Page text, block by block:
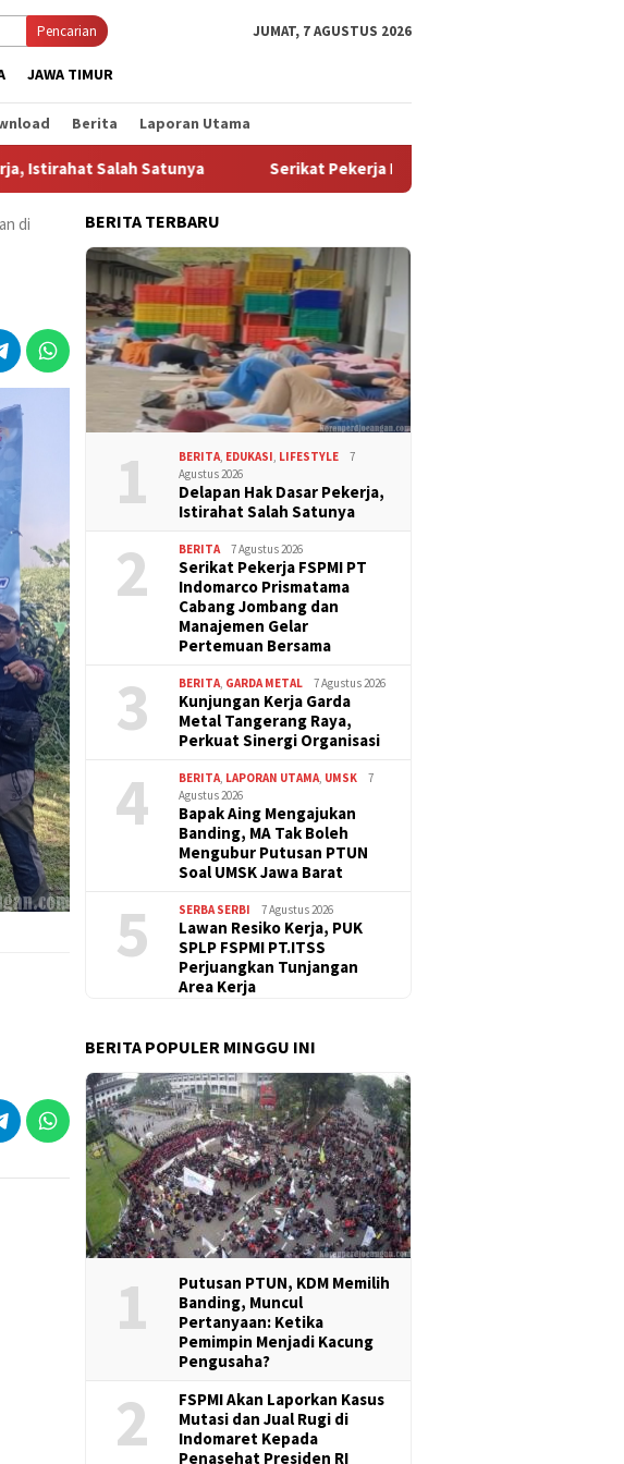
Pencarian JUMAT, 7 AGUSTUS 2026
JAWA TIMUR
Berita Laporan Utama
Salah Satunya Serikat Pekerja FSPMI PT Indomarco Prismatama
di
BERITA TERBARU
1 BERITA EDUKASI LIFESTYLE
7
Agustus 2026
Delapan Hak Dasar Pekerja,
Istirahat Salah Satunya
2 BERITA 7 Agustus 2026
Serikat Pekerja FSPMI PT
Indomarco Prismatama
Cabang Jombang dan
Manajemen Gelar
Pertemuan Bersama
3 BERITA GARDA METAL 7 Agustus 2026
Kunjungan Kerja Garda
Metal Tangerang Raya,
Perkuat Sinergi Organisasi
4 BERITA LAPORAN UTAMA UMSK
7
Agustus 2026
Bapak Aing Mengajukan
Banding, MA Tak Boleh
Mengubur Putusan PTUN
Soal UMSK Jawa Barat
5 SERBA SERBI 7 Agustus 2026
Lawan Resiko Kerja, PUK
SPLP FSPMI PT.ITSS
Perjuangkan Tunjangan
Area Kerja
BERITA POPULER MINGGU INI
1
Putusan PTUN, KDM Memilih
Banding, Muncul
Pertanyaan: Ketika
Pemimpin Menjadi Kacung
Pengusaha?
2
FSPMI Akan Laporkan Kasus
Mutasi dan Jual Rugi di
Indomaret Kepada
Penasehat Presiden RI